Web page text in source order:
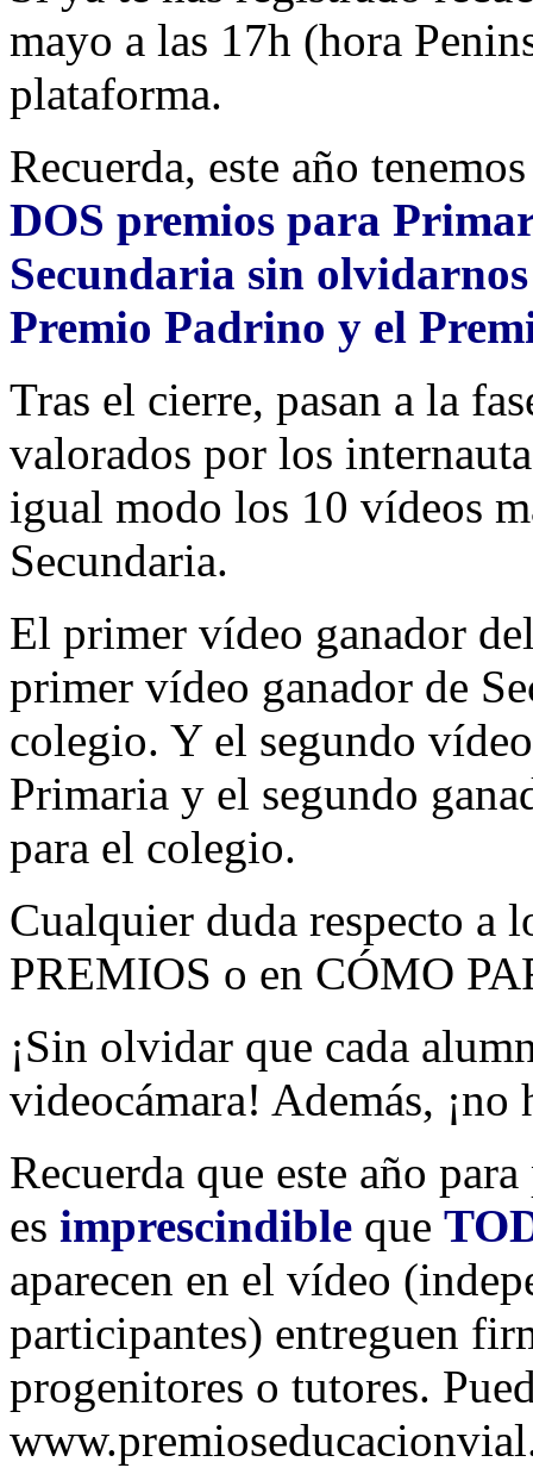
mayo a las 17h (hora
plataforma.
Recuerda, este año
DOS premios para
Secundaria sin
Premio Padrino y el
Tras el cierre, pasan a la
valorados por los
igual modo los 10 vídeos
Secundaria.
El primer vídeo ganador
primer vídeo ganador de
colegio. Y el segundo
Primaria y el segundo
para el colegio.
Cualquier duda respecto a
PREMIOS o en CÓMO
¡Sin olvidar que cada
videocámara! Además,
Recuerda que este año
es imprescindible que
aparecen en el vídeo
participantes) entreguen
progenitores o tutores.